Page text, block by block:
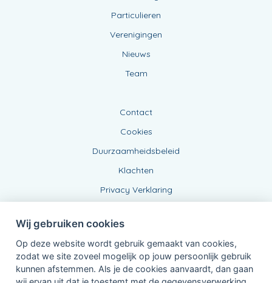
Particulieren
Verenigingen
Nieuws
Team
Contact
Cookies
Duurzaamheidsbeleid
Klachten
Privacy Verklaring
Wij gebruiken cookies
Op deze website wordt gebruik gemaakt van cookies,
zodat we site zoveel mogelijk op jouw persoonlijk gebruik
kunnen afstemmen. Als je de cookies aanvaardt, dan gaan